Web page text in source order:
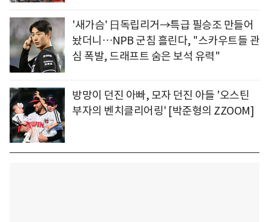
'새가슴' 日독립리거→특급 필승조 만들어
놨더니…NPB 군침 흘린다, "스카우트들 관
심 폭발, 드래프트 숨은 보석 유력"
방망이 던진 아빠, 모자 던진 아들 '오스틴
부자의 벤치클리어링' [박준형의 ZZOOM]